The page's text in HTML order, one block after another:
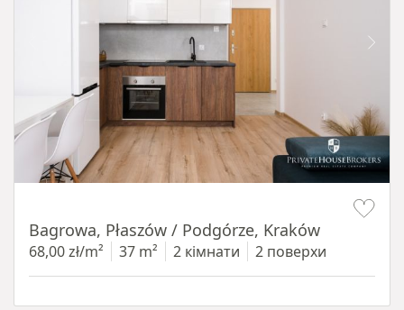
Bagrowa, Płaszów / Podgórze, Kraków
68,00 zł/m² 37 m² 2 кімнати 2 поверхи